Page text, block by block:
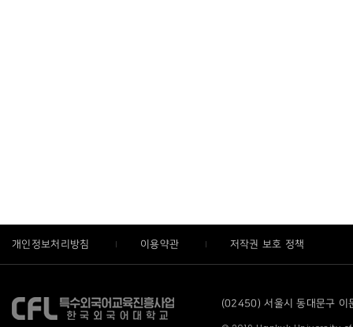
개인정보처리방침 이용약관 저작권 보호 정책
(02450) 서울시 동대문구